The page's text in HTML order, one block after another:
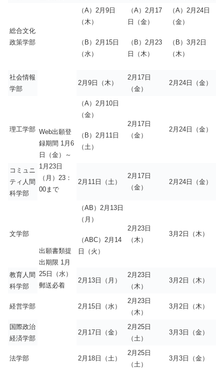
総合文化
政策学部
Web出願登
録期間 1月6
日（金）～
1月23日
（月）23：
00まで
出願書類提
出期限 1月
25日（水）
郵送必着
（A）2月9日
（木）
（B）2月15日
（水）
（A）2月17
日（金）
（B）2月23
日（木）
（A）2月24日
（金）
（B）3月2日
（木）
社会情報
学部
2月9日（木）
2月17日
（金）
2月24日（金）
理工学部
（A）2月10日
（金）
（B）2月11日
（土）
2月17日
（金）
2月24日（金）
コミュニ
ティ人間
科学部
2月11日（土）
2月17日
（金）
2月24日（金）
文学部
（AB）2月13日
（月）
（ABC）2月14
日（火）
2月23日
（木）
3月2日（木）
教育人間
科学部
2月13日（月）
2月23日
（木）
3月2日（木）
経営学部 2月15日（水）
2月23日
（木）
3月2日（木）
国際政治
経済学部
2月17日（金）
2月25日
（土）
3月3日（金）
法学部 2月18日（土）
2月25日
（土）
3月3日（金）